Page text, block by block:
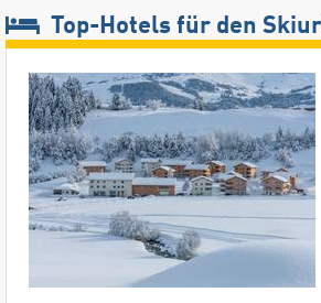
Top-Hotels für den